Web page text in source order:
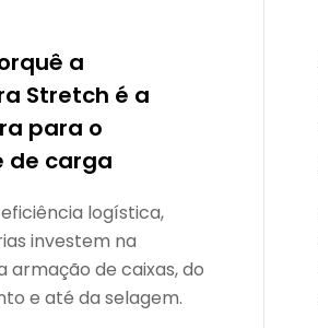
a
Stretch é a
para o
de carga
logística,
investem na
armação de caixas, do
e até da selagem.